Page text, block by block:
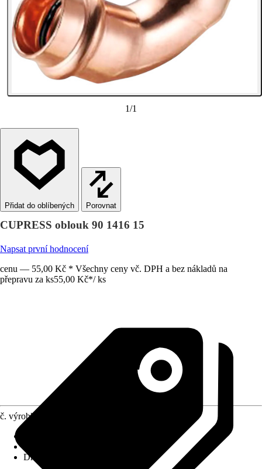
1/1
Porovnat
CUPRESS oblouk 90 1416 15
Napsat první hodnocení
cenu — 55,00 Kč * Všechny ceny vč. DPH a bez nákladů na
přepravu za ks55,00 Kč*/ ks
č. výrobku
Druh závitu